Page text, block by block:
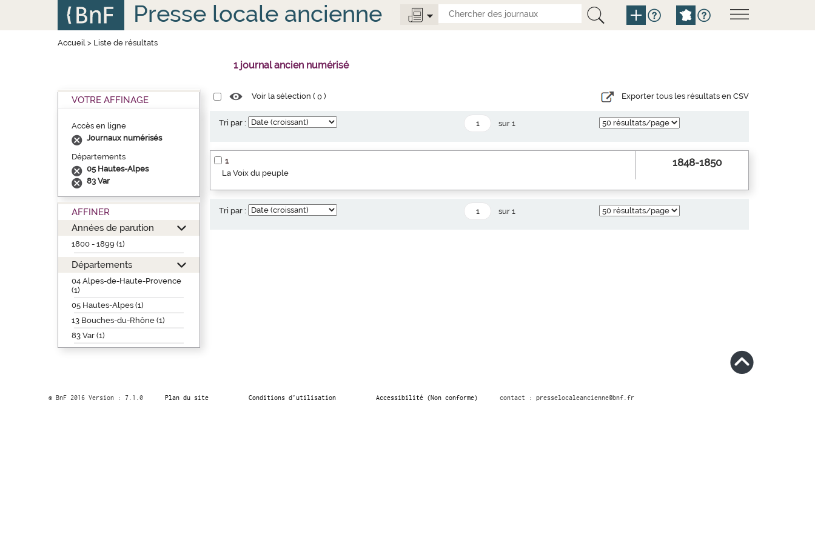
Presse locale ancienne
Accueil> Liste de résultats
1 journal ancien numérisé
VOTRE AFFINAGE
Accès en ligne
Journaux numérisés
Départements
05 Hautes-Alpes
83 Var
AFFINER
Années de parution
1800 - 1899 (1)
Départements
04 Alpes-de-Haute-Provence
(1)
05 Hautes-Alpes (1)
13 Bouches-du-Rhône (1)
83 Var (1)
Voir la sélection (0 ) Exporter tous les résultats en CSV
Tri par : sur 1
1
La Voix du peuple
1848-1850
Tri par : sur 1
© BnF 2016 Version : 7.1.0 Plan du site Conditions d’utilisation Accessibilité (Non conforme) contact : presselocaleancienne@bnf.fr
Panneau de gestion des cookies